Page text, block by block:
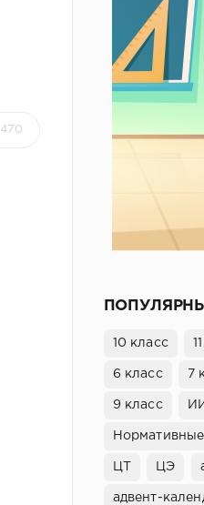
470
10 класс
6 класс 7
9 класс
ЦЭ
адвент-